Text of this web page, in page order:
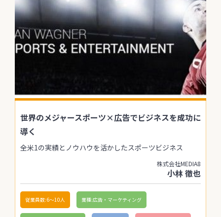
世界のメジャースポーツ×広告でビジネスを成功に
導く
全米1の実績とノウハウを活かしたスポーツビジネス
株式会社MEDIA8
小林 徹也
従業員数:6～10人 業種:広告・マーケティング